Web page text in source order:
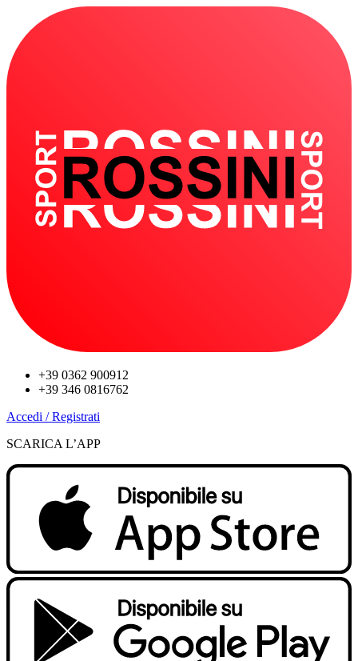
+39 0362 900912
+39 346 0816762
Accedi / Registrati
SCARICA L’APP